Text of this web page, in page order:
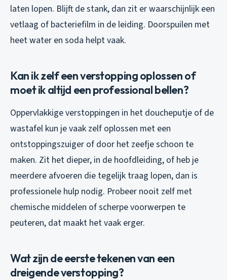
laten lopen. Blijft de stank, dan zit er waarschijnlijk een
vetlaag of bacteriefilm in de leiding. Doorspuilen met
heet water en soda helpt vaak.
Kan ik zelf een verstopping oplossen of
moet ik altijd een professional bellen?
Oppervlakkige verstoppingen in het doucheputje of de
wastafel kun je vaak zelf oplossen met een
ontstoppingszuiger of door het zeefje schoon te
maken. Zit het dieper, in de hoofdleiding, of heb je
meerdere afvoeren die tegelijk traag lopen, dan is
professionele hulp nodig. Probeer nooit zelf met
chemische middelen of scherpe voorwerpen te
peuteren, dat maakt het vaak erger.
Wat zijn de eerste tekenen van een
dreigende verstopping?